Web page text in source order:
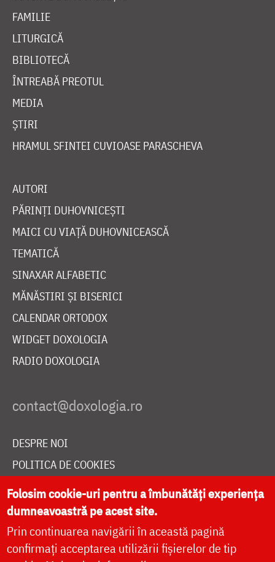
FAMILIE
LITURGICĂ
BIBLIOTECĂ
ÎNTREABĂ PREOTUL
MEDIA
ȘTIRI
HRAMUL SFINTEI CUVIOASE PARASCHEVA
AUTORI
PĂRINȚI DUHOVNICEȘTI
MAICI CU VIAȚĂ DUHOVNICEASCĂ
TEMATICĂ
SINAXAR ALFABETIC
MĂNĂSTIRI ȘI BISERICI
CALENDAR ORTODOX
WIDGET DOXOLOGIA
RADIO DOXOLOGIA
DESPRE NOI
POLITICA DE COOKIES
DONEAZĂ ONLINE PENTRU CATEDRALA NAȚIONALĂ
LIVE
Folosim cookie-uri pentru a îmbunătăți experiența
dumneavoastră pe acest site.
Prin continuarea navigării în această pagină
confirmați acceptarea utilizării fișierelor de tip